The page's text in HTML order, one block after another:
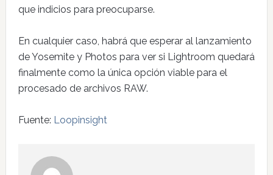
que indicios para preocuparse.
En cualquier caso, habrá que esperar al lanzamiento
de Yosemite y Photos para ver si Lightroom quedará
finalmente como la única opción viable para el
procesado de archivos RAW.
Fuente: Loopinsight